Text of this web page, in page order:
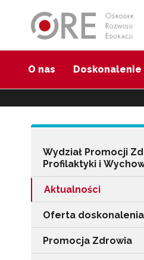
O nas Doskonalenie
Wydział Promocji
Profilaktyki i
Aktualności
Oferta doskonalenia
Promocja Zdrowia